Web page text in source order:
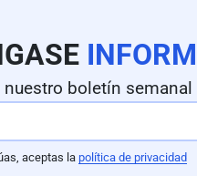
nuestro boletín semanal
aceptas la política de privacidad